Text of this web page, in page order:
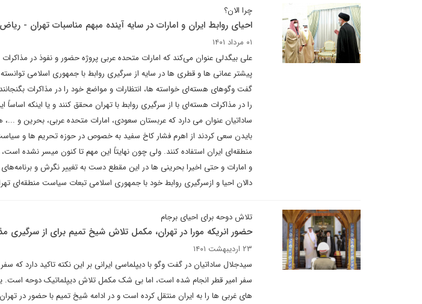
چرا الان؟
احیای روابط ایران و امارات در سایه آینده مبهم مناسبات تهران -
۰۱ مرداد ۱۴۰۱
علی بیگدلی عنوان می‌کند که امارات متحده عربی پروژه حضور و نفوذ در
پیشتر عمانی ها و قطری ها در سایه از سرگیری روابط با جمهوری اسلامی
گفت وگوهای هسته‌ای خواسته ها، انتظارات و مواضع خود را در مذاکرات
را در مذاکرات هسته‌ای با از سرگیری روابط با تهران محقق کنند و یا اینکه
ساداتیان عنوان می دارد که عربستان سعودی، امارات متحده عربی، بحرین و
بایدن سعی کردند از اهرم فشار کاخ سفید به خصوص در حوزه تحریم ها و
منطقه‌ای ایران استفاده کنند. ولی چون نهایتاً این مهم تا کنون میسر نشده
و امارات و حتی اخیرا بحرینی ها در این مقطع دست به تغییر نگرش و برنامه‌های
دالان احیا و ازسرگیری روابط خود با جمهوری اسلامی تبعات سیاست منطقه‌ای
تلاش دوحه برای احیای برجام
حضور انریکه مورا در تهران، مکمل تلاش شیخ تمیم برای از سرگیری
۲۳ اردیبهشت ۱۴۰۱
سیدجلال ساداتیان در گفت وگو با دیپلماسی ایرانی بر این نکته تاکید دارد که
سفر امیر قطر انجام شده است، اما بی شک مکمل تلاش دیپلماتیک دوحه است.
های غربی ها را به ایران منتقل کرده است و در ادامه شیخ تمیم با حضور در